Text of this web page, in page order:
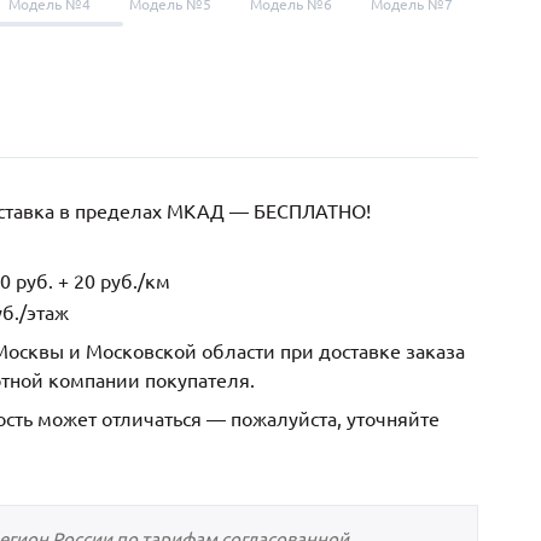
Модель №4 Модель №5 Модель №6 Модель №7
в пределах МКАД — БЕСПЛАТНО!
руб. + 20 руб./км
этаж
и Московской области при доставке заказа
компании покупателя.
может отличаться — пожалуйста, уточняйте